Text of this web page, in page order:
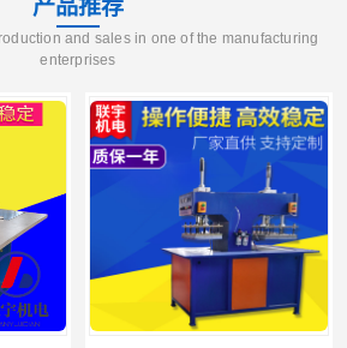
产品推荐
and sales in one of the manufacturing
enterprises